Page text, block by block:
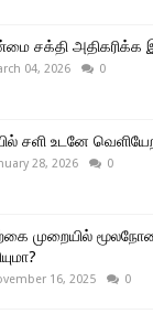
சக்தி அதிகரிக்க
04, 2026 0
சளி உடனே
28, 2026 0
முறையில்
16, 2025 0